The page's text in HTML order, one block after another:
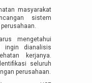
masyarakat
sistem
mengetahui
ingin dianalisis
kerjanya.
seluruh
perusahaan.